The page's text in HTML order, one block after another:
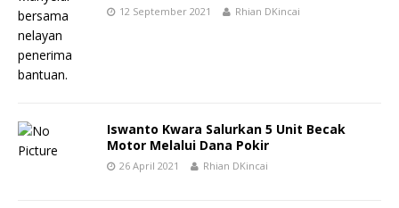
12 September 2021 Rhian DKincai
Iswanto Kwara Salurkan 5 Unit Becak
Motor Melalui Dana Pokir
26 April 2021 Rhian DKincai